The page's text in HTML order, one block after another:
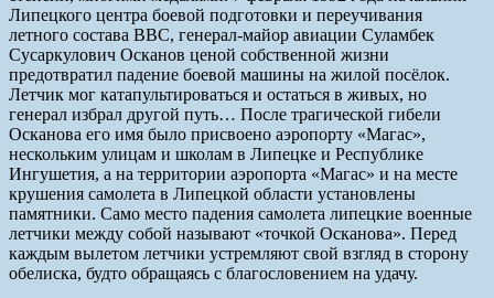
Липецкого центра боевой подготовки и переучивания
летного состава ВВС, генерал-майор авиации Суламбек
Сусаркулович Осканов ценой собственной жизни
предотвратил падение боевой машины на жилой посёлок.
Летчик мог катапультироваться и остаться в живых, но
генерал избрал другой путь… После трагической гибели
Осканова его имя было присвоено аэропорту «Магас»,
нескольким улицам и школам в Липецке и Республике
Ингушетия, а на территории аэропорта «Магас» и на месте
крушения самолета в Липецкой области установлены
памятники. Само место падения самолета липецкие военные
летчики между собой называют «точкой Осканова». Перед
каждым вылетом летчики устремляют свой взгляд в сторону
обелиска, будто обращаясь с благословением на удачу.